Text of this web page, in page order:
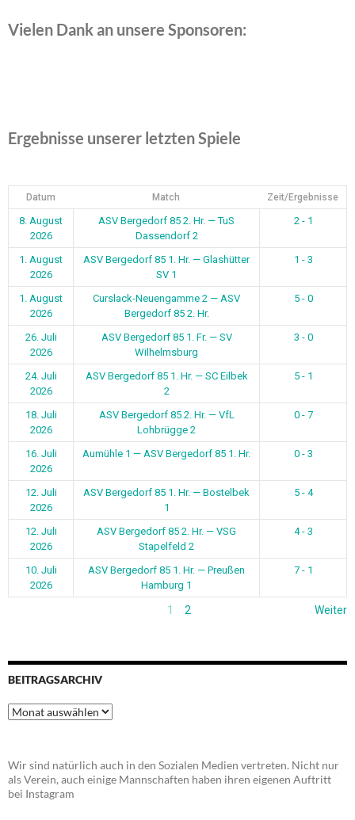
Vielen Dank an unsere Sponsoren:
Ergebnisse unserer letzten Spiele
Datum Match Zeit/Ergebnisse
8. August
2026
ASV Bergedorf 85 2. Hr. — TuS
Dassendorf 2
2 - 1
1. August
2026
ASV Bergedorf 85 1. Hr. — Glashütter
SV 1
1 - 3
1. August
2026
Curslack-Neuengamme 2 — ASV
Bergedorf 85 2. Hr.
5 - 0
26. Juli
2026
ASV Bergedorf 85 1. Fr. — SV
Wilhelmsburg
3 - 0
24. Juli
2026
ASV Bergedorf 85 1. Hr. — SC Eilbek
2
5 - 1
18. Juli
2026
ASV Bergedorf 85 2. Hr. — VfL
Lohbrügge 2
0 - 7
16. Juli
2026
Aumühle 1 — ASV Bergedorf 85 1. Hr. 0 - 3
12. Juli
2026
ASV Bergedorf 85 1. Hr. — Bostelbek
1
5 - 4
12. Juli
2026
ASV Bergedorf 85 2. Hr. — VSG
Stapelfeld 2
4 - 3
10. Juli
2026
ASV Bergedorf 85 1. Hr. — Preußen
Hamburg 1
7 - 1
1 2 Weiter
BEITRAGSARCHIV
Beitragsarchiv
Wir sind natürlich auch in den Sozialen Medien vertreten. Nicht nur
als Verein, auch einige Mannschaften haben ihren eigenen Auftritt
bei Instagram